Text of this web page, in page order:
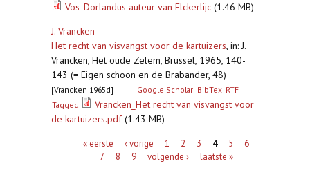
Vos_Dorlandus auteur van Elckerlijc (1.46 MB)
J. Vrancken
Het recht van visvangst voor de kartuizers, in: J.
Vrancken, Het oude Zelem, Brussel, 1965, 140-
143 (= Eigen schoon en de Brabander, 48)
[Vrancken 1965d] Google Scholar BibTex RTF
Tagged
Vrancken_Het recht van visvangst voor
de kartuizers.pdf(1.43 MB)
Pagina's« eerste ‹ vorige 1 2 3 4 5
6
7
8 9 volgende › laatste »